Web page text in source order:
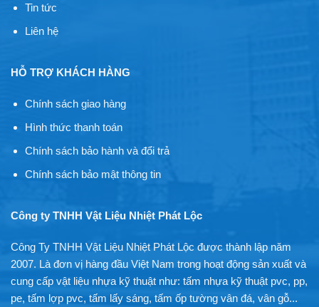
Tin tức
Liên hệ
HỖ TRỢ KHÁCH HÀNG
Chính sách giao hàng
Hình thức thanh toán
Chính sách bảo hành và đổi trả
Chính sách bảo mật thông tin
Công ty TNHH Vật Liệu Nhiệt Phát Lộc
Công Ty TNHH Vật Liệu Nhiệt Phát Lộc được thành lập năm
2007. Là đơn vị hàng đầu Việt Nam trong hoạt động sản xuất và
cung cấp vật liệu nhựa kỹ thuật như: tấm nhựa kỹ thuật pvc, pp,
pe, tấm lợp pvc, tấm lấy sáng, tấm ốp tường vân đá, vân gỗ...